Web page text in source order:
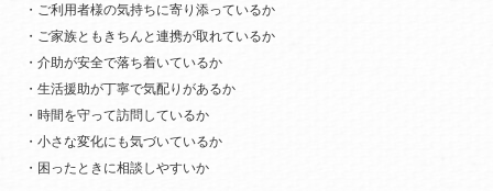
・ご利用者様の気持ちに寄り添っているか
・ご家族ともきちんと連携が取れているか
・介助が安全で落ち着いているか
・生活援助が丁寧で気配りがあるか
・時間を守って訪問しているか
・小さな変化にも気づいているか
・困ったときに相談しやすいか